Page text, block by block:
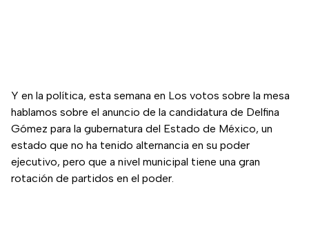
Y en la política, esta semana en Los votos sobre la mesa
hablamos sobre el anuncio de la candidatura de Delfina
Gómez para la gubernatura del Estado de México, un
estado que no ha tenido alternancia en su poder
ejecutivo, pero que a nivel municipal tiene una gran
rotación de partidos en el poder.